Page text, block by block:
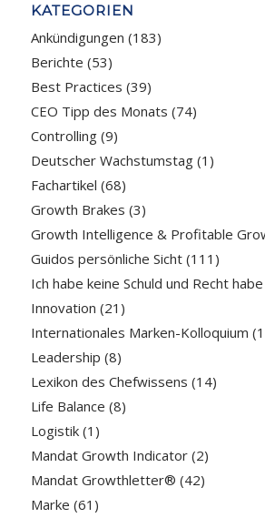
KATEGORIEN
Ankündigungen (183)
Berichte (53)
Best Practices (39)
CEO Tipp des Monats (74)
Controlling(9)
Deutscher Wachstumstag(1)
Fachartikel (68)
Growth Brakes (3)
Growth Intelligence & Profitable
Guidos persönliche Sicht(111)
Ich habe keine Schuld und Recht habe
Innovation (21)
Internationales Marken-Kolloquium
Leadership (8)
Lexikon des Chefwissens (14)
Life Balance (8)
Logistik(1)
Mandat Growth Indicator(2)
Mandat Growthletter® (42)
Marke (61)